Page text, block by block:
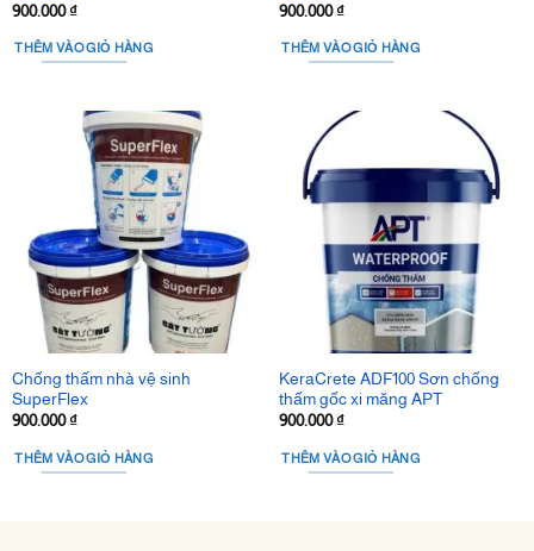
900.000₫
THÊM VÀO GIỎ HÀNG
900.000₫
THÊM VÀO GIỎ HÀNG
Chống thấm nhà vệ sinh
SuperFlex
900.000₫
THÊM VÀO GIỎ HÀNG
KeraCrete ADF100 Sơn chống
thấm gốc xi măng APT
900.000₫
THÊM VÀO GIỎ HÀNG